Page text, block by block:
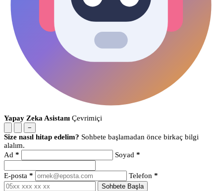
Yapay Zeka Asistanı Çevrimiçi
−
Size nasıl hitap edelim? Sohbete başlamadan önce birkaç bilgi
alalım.
Ad * Soyad *
E-posta * Telefon *
Sohbete Başla